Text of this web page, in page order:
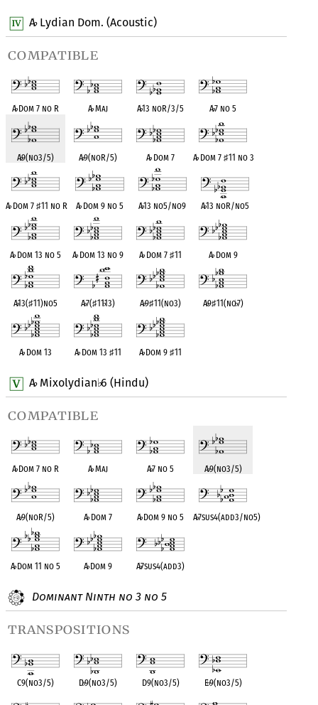
A♭Lydian Dom. (Acoustic)
compatible
A♭Dom 7 no R A♭Maj A♭13 noR/3/5 A♭7 no 5
A♭9(no3/5) A♭9(noR/5) A♭Dom 7 A♭Dom 7 ♯11 no 3
A♭Dom 7 ♯11 no R A♭Dom 9 no 5 A♭13 no5/no9 A♭13 noR/no5
A♭Dom 13 no 5 A♭Dom 13 no 9 A♭Dom 7 ♯11 A♭Dom 9
A♭13(♯11)no5 A♭7(♯11♭13) A♭9♯11(no3) A♭9♯11(no♭7)
A♭Dom 13 A♭Dom 13 ♯11 A♭Dom 9♯11
A♭Mixolydian♭6 (Hindu)
compatible
A♭Dom 7 no R A♭Maj A♭7 no 5 A♭9(no3/5)
A♭9(noR/5) A♭Dom 7 A♭Dom 9 no 5 A♭7sus4(add3/no5)
A♭Dom 11 no 5 A♭Dom 9 A♭7sus4(add3)
Dominant Ninth no 3 no 5
transpositions
C9(no3/5) D♭9(no3/5) D9(no3/5) E♭9(no3/5)